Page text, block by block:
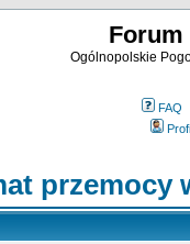
Forum
Ogólnopolskie
FAQ
przemocy